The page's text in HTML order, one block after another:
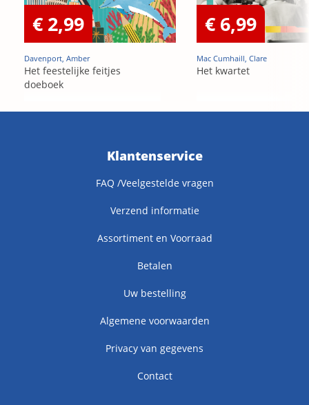
€ 2,99
Davenport, Amber
Het feestelijke feitjes
doeboek
€ 6,99
Mac Cumhaill, Clare
Het kwartet
Klantenservice
FAQ /Veelgestelde vragen
Verzend informatie
Assortiment en Voorraad
Betalen
Uw bestelling
Algemene voorwaarden
Privacy van gegevens
Contact